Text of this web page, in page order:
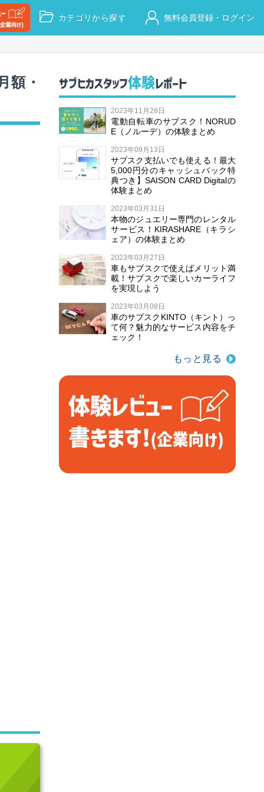
カテゴリから探す 無料会員登録・ログイン
額・ サブヒカスタッフ体験 レポート
2023年11月28日
電動自転車のサブスク！NORUD
E（ノルーデ）の体験まとめ
2023年09月13日
サブスク支払いでも使える！最大
5,000円分のキャッシュバック特
典つき】SAISON CARD Digitalの
体験まとめ
2023年03月31日
本物のジュエリー専門のレンタル
サービス！KIRASHARE（キラシ
ェア）の体験まとめ
2023年03月27日
車もサブスクで使えばメリット満
載！サブスクで楽しいカーライフ
を実現しよう
2023年03月08日
車のサブスクKINTO（キント）っ
て何？魅力的なサービス内容をチ
ェック！
もっと見る